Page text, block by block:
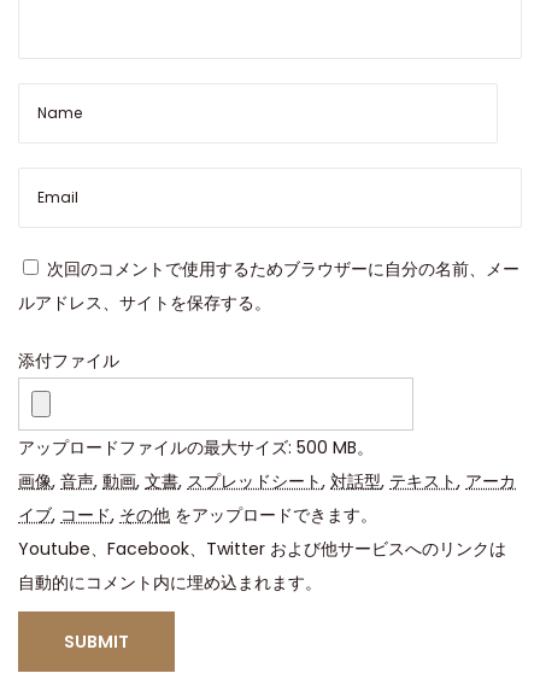
タ
丹
東
3
2
3
5
ム
ー
次回のコメントで使用するためブラウザーに自分の名前、メー
ルアドレス、サイトを保存する。
添付ファイル
アップロードファイルの最大サイズ: 500 MB。
画像, 音声, 動画, 文書, スプレッドシート, 対話型, テキスト, アーカ
イブ, コード, その他 をアップロードできます。
Youtube、Facebook、Twitter および他サービスへのリンクは
自動的にコメント内に埋め込まれます。